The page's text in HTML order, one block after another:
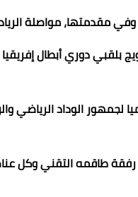
مقدمتها، مواصلة
دوري أبطال إفريقيا
لجمهور الوداد الرياضي
طاقمه التقني وكل